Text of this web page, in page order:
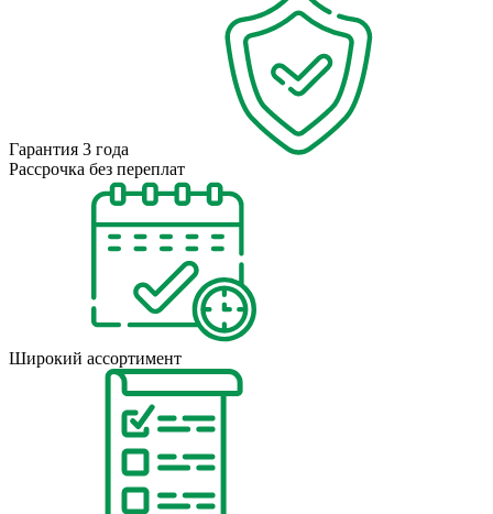
Гарантия 3 года
Рассрочка без переплат
Широкий ассортимент